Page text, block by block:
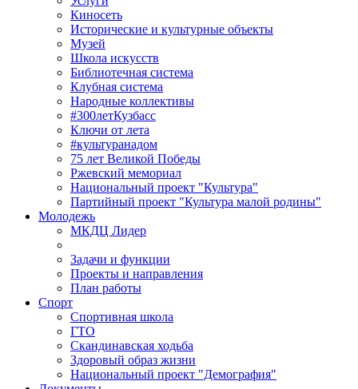
Киносеть
Исторические и культурные объекты
Музей
Школа искусств
Библиотечная система
Клубная система
Народные коллективы
#300летКузбасс
Ключи от лета
#культуранадом
75 лет Великой Победы
Ржевский мемориал
Национальный проект "Культура"
Партийный проект "Культура малой родины"
Молодежь
МКДЦ Лидер
Задачи и функции
Проекты и направления
План работы
Спорт
Спортивная школа
ГТО
Скандинавская ходьба
Здоровый образ жизни
Национальный проект "Демография"